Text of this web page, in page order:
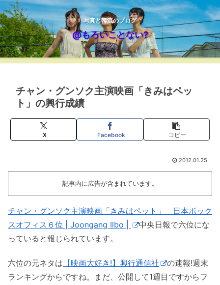
写真と韓流のブログ
@もろいことない?
チャン・グンソク主演映画「きみはペッ
ト」の興行成績
X Facebook コピー
2012.01.25
記事内に広告が含まれています。
チャン・グンソク主演映画「きみはペット」 日本ボック
スオフィス６位 | Joongang Ilbo |
中央日報で六位にな
っていると報じられています。
六位の元ネタは 【映画大好き!】興行通信社
の速報!週末
ランキングからですね。まだ、公開して1週目ですからフ